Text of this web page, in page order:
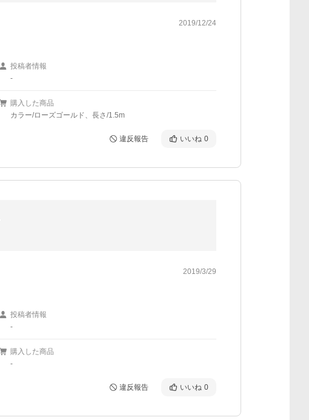
2019/12/24
投稿者情報
-
購入した商品
カラー/ローズゴールド、長さ/1.5m
違反報告 いいね 0
2019/3/29
投稿者情報
-
購入した商品
-
違反報告 いいね 0